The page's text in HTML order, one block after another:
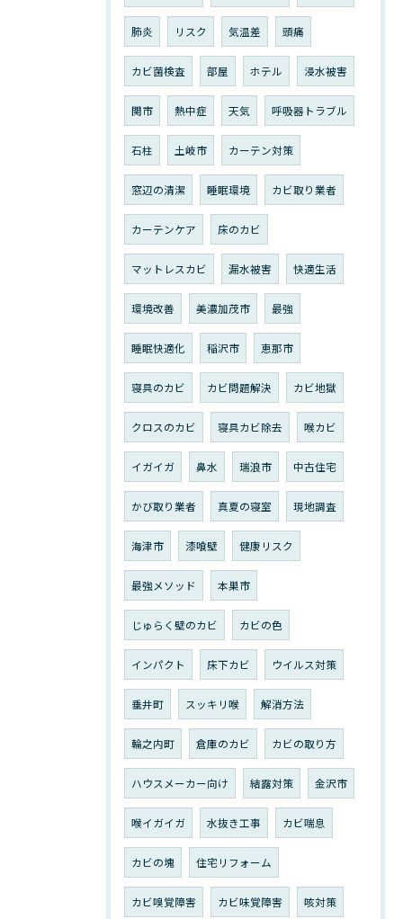
肺炎 リスク 気温差 頭痛
カビ菌検査 部屋 ホテル 浸水被害
関市 熱中症 天気 呼吸器トラブル
石柱 土岐市 カーテン対策
窓辺の清潔 睡眠環境 カビ取り業者
カーテンケア 床のカビ
マットレスカビ 漏水被害 快適生活
環境改善 美濃加茂市 最強
睡眠快適化 稲沢市 恵那市
寝具のカビ カビ問題解決 カビ地獄
クロスのカビ 寝具カビ除去 喉カビ
イガイガ 鼻水 瑞浪市 中古住宅
かび取り業者 真夏の寝室 現地調査
海津市 漆喰壁 健康リスク
最強メソッド 本巣市
じゅらく壁のカビ カビの色
インパクト 床下カビ ウイルス対策
垂井町 スッキリ喉 解消方法
輪之内町 倉庫のカビ カビの取り方
ハウスメーカー向け 結露対策 金沢市
喉イガイガ 水抜き工事 カビ喘息
カビの塊 住宅リフォーム
カビ嗅覚障害 カビ味覚障害 咳対策